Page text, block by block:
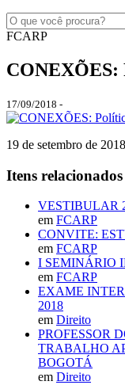
FCARP
CONEXÕES:
17/09/2018 -
19 de setembro de 2018
Itens
VESTIBULAR
em FCARP
CONVITE:
em FCARP
I SEMINÁRIO
em FCARP
EXAME
2018
em Direito
PROFESSOR
TRABALHO
BOGOTÁ
em Direito